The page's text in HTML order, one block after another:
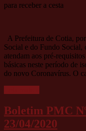
para receber a cesta
A Prefeitura de Cotia,
Social e do Fundo Social,
atendam aos pré-
básicas neste período de
do novo Coronavírus. O
Boletim PMC
23/04/2020